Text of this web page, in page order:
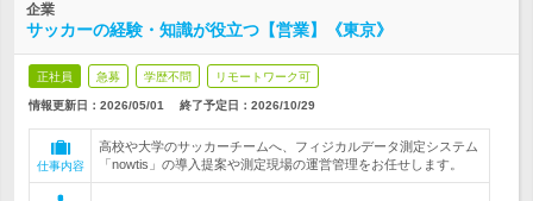
企業
サッカーの経験・知識が役立つ【営業】《東京》
正社員 急募 学歴不問 リモートワーク可
情報更新日：2026/05/01 終了予定日： 2026/10/29
仕事内容
高校や大学のサッカーチームへ、フィジカルデータ測定システム
「nowtis」の導入提案や測定現場の運営管理をお任せします。